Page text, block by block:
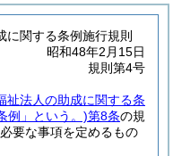
に関する条例施行規則
昭和48年2月15日
規則第4号
祉法人の助成に関する条
例」という。)第8条の規
要な事項を定めるもの